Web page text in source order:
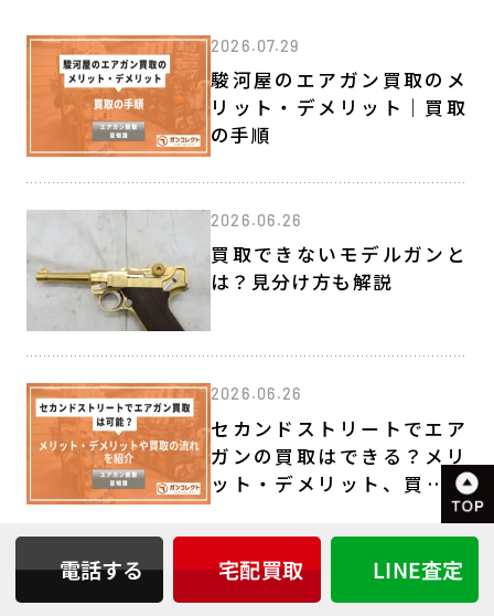
2026.07.29
駿河屋のエアガン買取のメ
リット・デメリット｜買取
の手順
2026.06.26
買取できないモデルガンと
は？見分け方も解説
2026.06.26
セカンドストリートでエア
ガンの買取はできる？メリ
ット・デメリット、買取の
2026.05.25
光学機器の買取相場｜スコ
電話する 宅配買取 LINE査定